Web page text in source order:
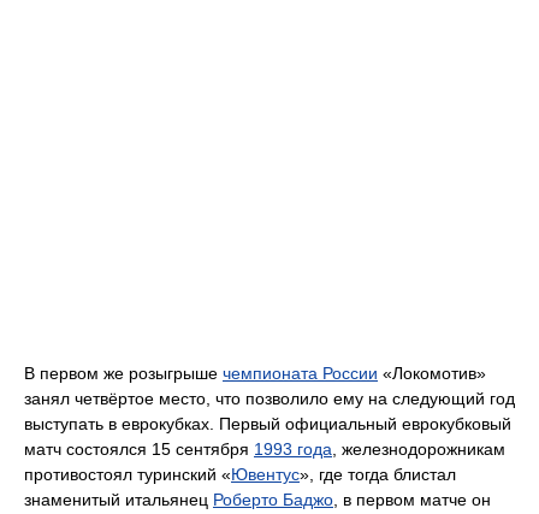
В первом же розыгрыше чемпионата России «Локомотив»
занял четвёртое место, что позволило ему на следующий год
выступать в еврокубках. Первый официальный еврокубковый
матч состоялся 15 сентября 1993 года , железнодорожникам
противостоял туринский «Ювентус», где тогда блистал
знаменитый итальянец Роберто Баджо , в первом матче он